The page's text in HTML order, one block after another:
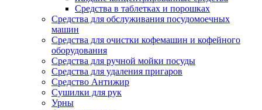
Средства в таблетках и порошках
Средства для обслуживания посудомоечных
машин
Средства для очистки кофемашин и кофейного
оборудования
Средства для ручной мойки посуды
Средства для удаления пригаров
Средство Антижир
Сушилки для рук
Урны